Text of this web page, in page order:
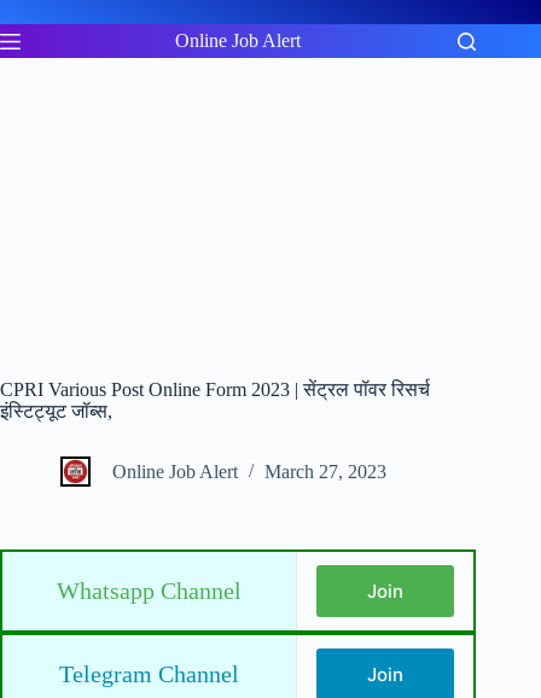
to
content
Online Job Alert
CPRI Various Post Online Form 2023 | सेंट्रल पॉवर रिसर्च
इंस्टिट्यूट जॉब्स,
Online Job Alert March 27, 2023
Whatsapp Channel Join
Telegram Channel Join